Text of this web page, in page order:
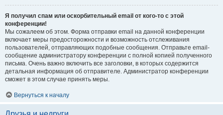
Я получил спам или оскорбительный email от кого-то с этой
конференции!
Мы сожалеем об этом. Форма отправки email на данной конференции
включает меры предосторожности и возможность отслеживания
пользователей, отправляющих подобные сообщения. Отправьте email-
сообщение администратору конференции с полной копией полученного
письма. Очень важно включить все заголовки, в которых содержится
детальная информация об отправителе. Администратор конференции
сможет в этом случае принять меры.
Вернуться к началу